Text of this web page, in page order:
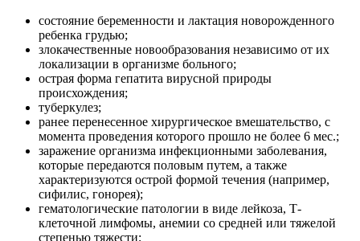
состояние беременности и лактация новорожденного
ребенка грудью;
злокачественные новообразования независимо от их
локализации в организме больного;
острая форма гепатита вирусной природы
происхождения;
туберкулез;
ранее перенесенное хирургическое вмешательство, с
момента проведения которого прошло не более 6 мес.;
заражение организма инфекционными заболевания,
которые передаются половым путем, а также
характеризуются острой формой течения (например,
сифилис, гонорея);
гематологические патологии в виде лейкоза, Т-
клеточной лимфомы, анемии со средней или тяжелой
степенью тяжести;